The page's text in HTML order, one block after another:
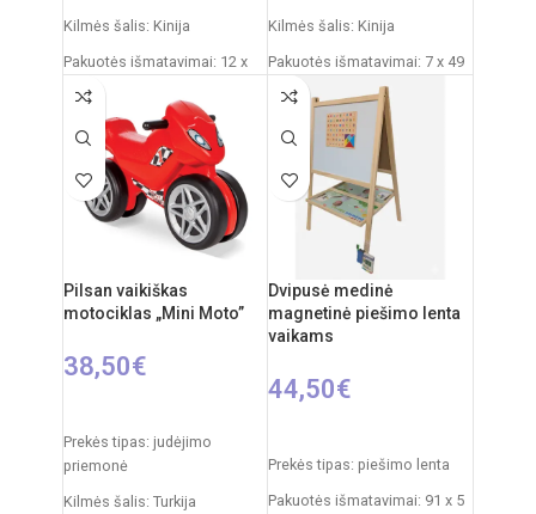
Kilmės šalis: Kinija
Pakuotės išmatavimai: 12 x
Produkto išmatavimai: 33 x
58 x 110 cm
Rekomenduojamas amžius:
nuo 3 metų
Kilmės šalis: Kinija
Pakuotės išmatavimai: 7 x 49
Produkto išmatavimai: 33,5 x
32 x 54,5 cm
Rekomenduojamas amžius:
nuo 3 metų
Pilsan vaikiškas
motociklas „Mini Moto”
38,50€
Prekės tipas: judėjimo
priemonė
Kilmės šalis: Turkija
Dvipusė medinė
magnetinė piešimo lenta
vaikams
44,50€
Prekės tipas: piešimo lenta
Pakuotės išmatavimai: 91 x 5